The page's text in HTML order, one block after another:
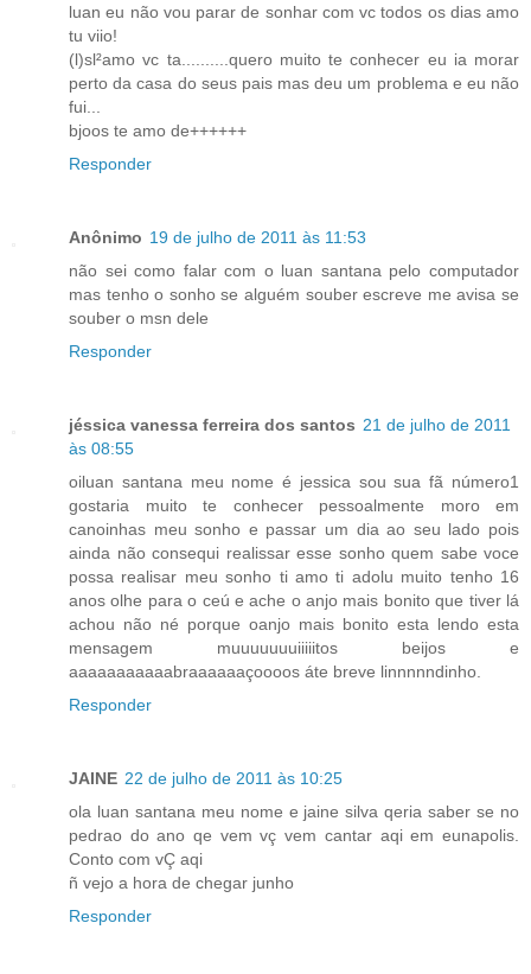
luan eu não vou parar de sonhar com vc todos os dias amo
tu viio!
(l)sl²amo vc ta..........quero muito te conhecer eu ia morar
perto da casa do seus pais mas deu um problema e eu não
fui...
bjoos te amo de++++++
Responder
Anônimo 19 de julho de 2011 às 11:53
não sei como falar com o luan santana pelo computador
mas tenho o sonho se alguém souber escreve me avisa se
souber o msn dele
Responder
jéssica vanessa ferreira dos santos 21 de julho de 2011
às 08:55
oiluan santana meu nome é jessica sou sua fã número1
gostaria muito te conhecer pessoalmente moro em
canoinhas meu sonho e passar um dia ao seu lado pois
ainda não consequi realissar esse sonho quem sabe voce
possa realisar meu sonho ti amo ti adolu muito tenho 16
anos olhe para o ceú e ache o anjo mais bonito que tiver lá
achou não né porque oanjo mais bonito esta lendo esta
mensagem muuuuuuuiiiiitos beijos e
aaaaaaaaaaabraaaaaaçoooos áte breve linnnnndinho.
Responder
JAINE 22 de julho de 2011 às 10:25
ola luan santana meu nome e jaine silva qeria saber se no
pedrao do ano qe vem vç vem cantar aqi em eunapolis.
Conto com vÇ aqi
ñ vejo a hora de chegar junho
Responder